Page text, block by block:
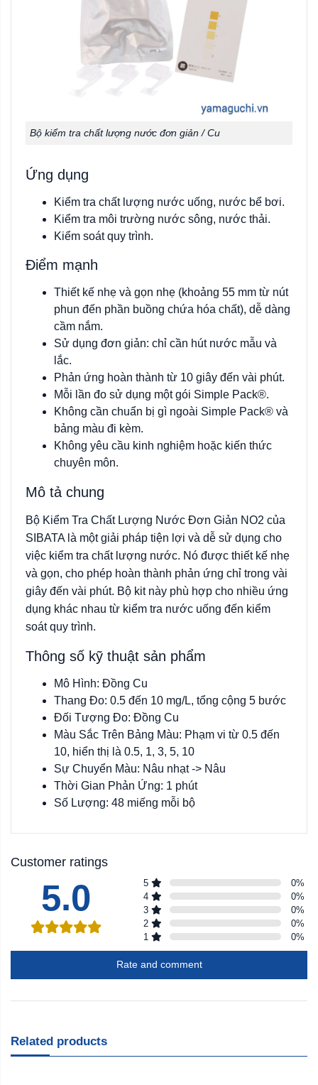
Bộ kiểm tra chất lượng nước đơn giản / Cu
Ứng dụng
Kiểm tra chất lượng nước uống, nước bể bơi.
Kiểm tra môi trường nước sông, nước thải.
Kiểm soát quy trình.
Điểm mạnh
Thiết kế nhẹ và gọn nhẹ (khoảng 55 mm từ nút
phun đến phần buồng chứa hóa chất), dễ dàng
cầm nắm.
Sử dụng đơn giản: chỉ cần hút nước mẫu và
lắc.
Phản ứng hoàn thành từ 10 giây đến vài phút.
Mỗi lần đo sử dụng một gói Simple Pack®.
Không cần chuẩn bị gì ngoài Simple Pack® và
bảng màu đi kèm.
Không yêu cầu kinh nghiệm hoặc kiến thức
chuyên môn.
Mô tả chung
Bộ Kiểm Tra Chất Lượng Nước Đơn Giản NO2 của
SIBATA là một giải pháp tiện lợi và dễ sử dụng cho
việc kiểm tra chất lượng nước. Nó được thiết kế nhẹ
và gọn, cho phép hoàn thành phản ứng chỉ trong vài
giây đến vài phút. Bộ kit này phù hợp cho nhiều ứng
dụng khác nhau từ kiểm tra nước uống đến kiểm
soát quy trình.
Thông số kỹ thuật sản phẩm
Mô Hình: Đồng Cu
Thang Đo: 0.5 đến 10 mg/L, tổng cộng 5 bước
Đối Tượng Đo: Đồng Cu
Màu Sắc Trên Bảng Màu: Phạm vi từ 0.5 đến
10, hiển thị là 0.5, 1, 3, 5, 10
Sự Chuyển Màu: Nâu nhạt -> Nâu
Thời Gian Phản Ứng: 1 phút
Số Lượng: 48 miếng mỗi bộ
Customer ratings
5.0 5 0%
4
0%
3
0%
2
0%
1
0%
Rate and comment
Related products